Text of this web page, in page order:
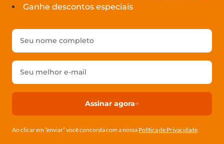
Ganhe descontos especiais
Assinar agora
Ao clicar em ”enviar” você concorda com a nossa Política de Privacidade